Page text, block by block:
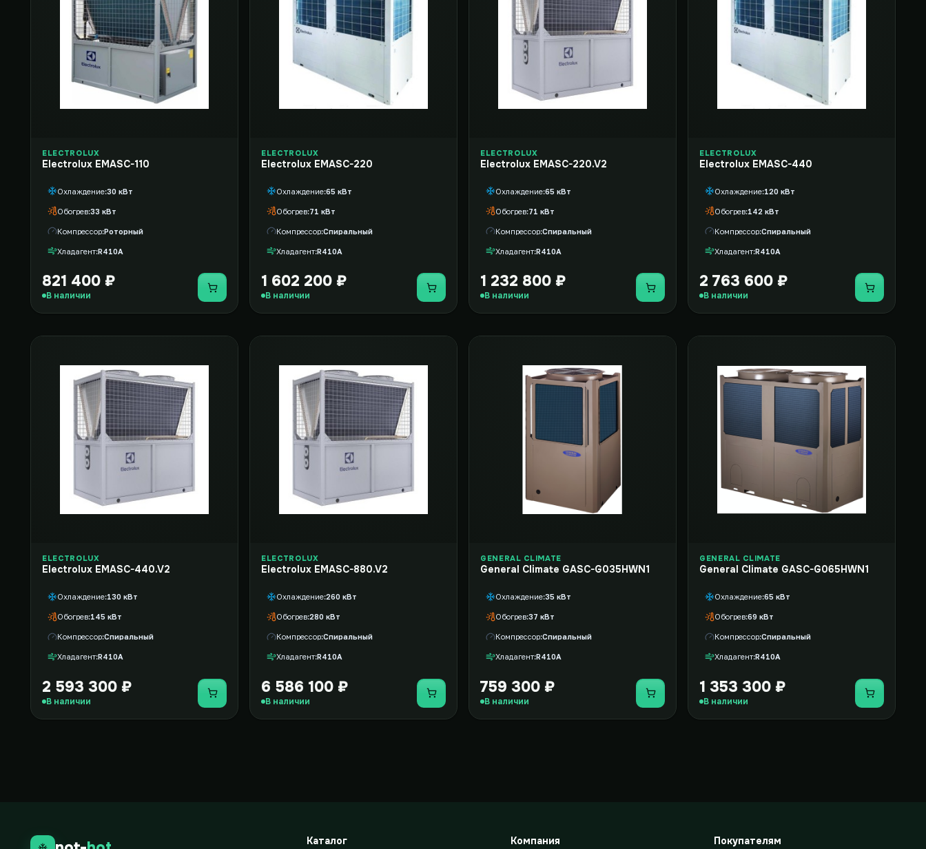
ELECTROLUX
Electrolux EMASC-110
Охлаждение 30 кВт
Обогрев 33 кВт
Компрессор Роторный
Хладагент R410A
821 400 ₽
В наличии Купить
ELECTROLUX
Electrolux EMASC-220
Охлаждение 65 кВт
Обогрев 71 кВт
Компрессор Спиральный
Хладагент R410A
1 602 200 ₽
В наличии Купить
ELECTROLUX
Electrolux EMASC-220.V2
Охлаждение 65 кВт
Обогрев 71 кВт
Компрессор Спиральный
Хладагент R410A
1 232 800 ₽
В наличии Купить
ELECTROLUX
Electrolux EMASC-440
Охлаждение 120 кВт
Обогрев 142 кВт
Компрессор Спиральный
Хладагент R410A
2 763 600 ₽
В наличии Купить
ELECTROLUX
Electrolux EMASC-440.V2
Охлаждение 130 кВт
Обогрев 145 кВт
Компрессор Спиральный
Хладагент R410A
2 593 300 ₽
В наличии Купить
ELECTROLUX
Electrolux EMASC-880.V2
Охлаждение 260 кВт
Обогрев 280 кВт
Компрессор Спиральный
Хладагент R410A
6 586 100 ₽
В наличии Купить
GENERAL CLIMATE
General Climate GASC-G035HWN1
Охлаждение 35 кВт
Обогрев 37 кВт
Компрессор Спиральный
Хладагент R410A
759 300 ₽
В наличии Купить
GENERAL CLIMATE
General Climate GASC-G065HWN1
Охлаждение 65 кВт
Обогрев 69 кВт
Компрессор Спиральный
Хладагент R410A
1 353 300 ₽
В наличии Купить
Каталог Компания Покупателям